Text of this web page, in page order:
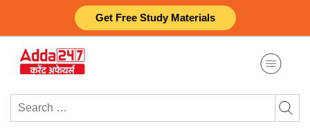
Get Free Study Materials
content
Search